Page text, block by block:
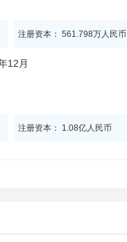
注册资本： 561.798万人民币
12月
注册资本： 1.08亿人民币